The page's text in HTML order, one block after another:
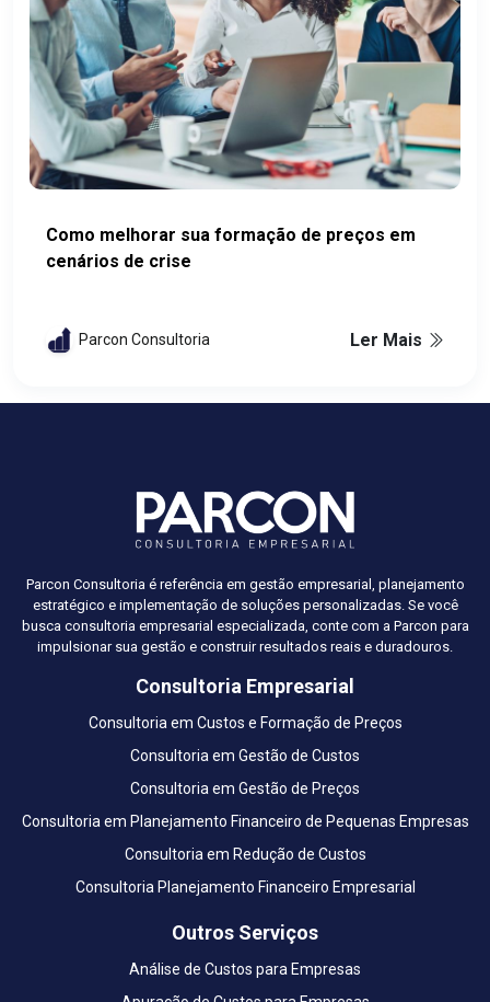
Como melhorar sua formação de preços em
cenários de crise
Parcon Consultoria Ler Mais
Parcon Consultoria é referência em gestão empresarial, planejamento
estratégico e implementação de soluções personalizadas. Se você
busca consultoria empresarial especializada, conte com a Parcon para
impulsionar sua gestão e construir resultados reais e duradouros.
Consultoria Empresarial
Consultoria em Custos e Formação de Preços
Consultoria em Gestão de Custos
Consultoria em Gestão de Preços
Consultoria em Planejamento Financeiro de Pequenas Empresas
Consultoria em Redução de Custos
Consultoria Planejamento Financeiro Empresarial
Outros Serviços
Análise de Custos para Empresas